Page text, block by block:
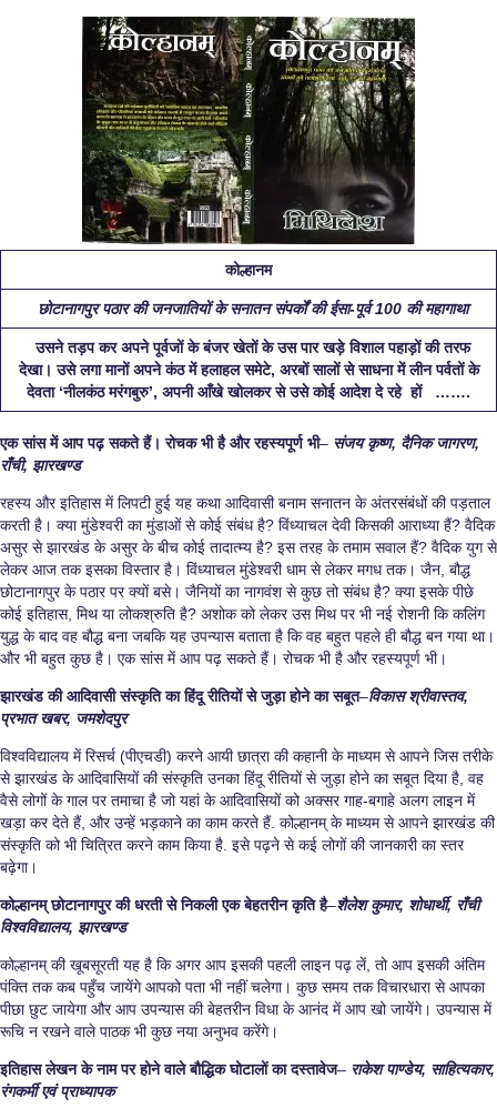
कोल्हानम
छोटानागपुर पठार की जनजातियों के सनातन संपर्कों की ईसा-पूर्व100 की महागाथा
उसने तड़प कर अपने पूर्वजों के बंजर खेतों के उस पार खड़े विशाल पहाड़ों की तरफ
देखा। उसे लगा मानों अपने कंठ में हलाहल समेटे, अरबों सालों से साधना में लीन पर्वतों के
देवता ‘नीलकंठ मरंगबुरु’, अपनी आँखे खोलकर से उसे कोई आदेश दे रहे हों …….
एक सांस में आप पढ़ सकते हैं। रोचक भी है और रहस्यपूर्ण भी– संजय कृष्ण, दैनिक जागरण,
राँची, झारखण्ड
रहस्य और इतिहास में लिपटी हुई यह कथा आदिवासी बनाम सनातन के अंतरसंबंधों की पड़ताल
करती है। क्या मुंडेश्वरी का मुंडाओं से कोई संबंध है? विंध्याचल देवी किसकी आराध्या हैं? वैदिक
असुर से झारखंड के असुर के बीच कोई तादात्म्य है? इस तरह के तमाम सवाल हैं? वैदिक युग से
लेकर आज तक इसका विस्तार है। विंध्याचल मुंडेश्वरी धाम से लेकर मगध तक। जैन, बौद्ध
छोटानागपुर के पठार पर क्यों बसे। जैनियों का नागवंश से कुछ तो संबंध है? क्या इसके पीछे
कोई इतिहास, मिथ या लोकश्रुति है? अशोक को लेकर उस मिथ पर भी नई रोशनी कि कलिंग
युद्ध के बाद वह बौद्ध बना जबकि यह उपन्यास बताता है कि वह बहुत पहले ही बौद्ध बन गया था।
और भी बहुत कुछ है। एक सांस में आप पढ़ सकते हैं। रोचक भी है और रहस्यपूर्ण भी।
झारखंड की आदिवासी संस्कृति का हिंदू रीतियों से जुड़ा होने का सबूत–विकास श्रीवास्तव,
प्रभात खबर, जमशेदपुर
विश्वविद्यालय में रिसर्च (पीएचडी) करने आयी छात्रा की कहानी के माध्यम से आपने जिस तरीके
से झारखंड के आदिवासियों की संस्कृति उनका हिंदू रीतियों से जुड़ा होने का सबूत दिया है, वह
वैसे लोगों के गाल पर तमाचा है जो यहां के आदिवासियों को अक्सर गाह-बगाहे अलग लाइन में
खड़ा कर देते हैं, और उन्हें भड़काने का काम करते हैं. कोल्हानम् के माध्यम से आपने झारखंड की
संस्कृति को भी चित्रित करने काम किया है. इसे पढ़ने से कई लोगों की जानकारी का स्तर
बढ़ेगा।
कोल्हानम् छोटानागपुर की धरती से निकली एक बेहतरीन कृति है–शैलेश कुमार, शोधार्थी, राँची
विश्वविद्यालय, झारखण्ड
कोल्हानम् की खूबसूरती यह है कि अगर आप इसकी पहली लाइन पढ़ लें, तो आप इसकी अंतिम
पंक्ति तक कब पहुँच जायेंगे आपको पता भी नहीं चलेगा। कुछ समय तक विचारधारा से आपका
पीछा छुट जायेगा और आप उपन्यास की बेहतरीन विधा के आनंद में आप खो जायेंगे। उपन्यास में
रूचि न रखने वाले पाठक भी कुछ नया अनुभव करेंगे।
इतिहास लेखन के नाम पर होने वाले बौद्धिक घोटालों का दस्तावेज– राकेश पाण्डेय, साहित्यकार,
रंगकर्मी एवं प्राध्यापक